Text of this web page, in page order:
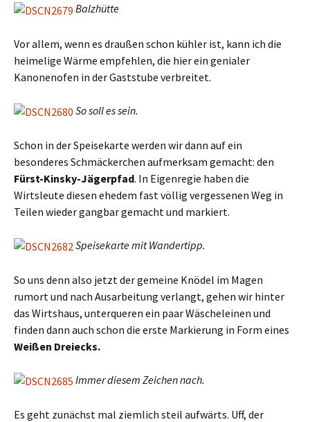
Balzhütte
Vor allem, wenn es draußen schon kühler ist, kann ich die
heimelige Wärme empfehlen, die hier ein genialer
Kanonenofen in der Gaststube verbreitet.
So soll es sein.
Schon in der Speisekarte werden wir dann auf ein
besonderes Schmäckerchen aufmerksam gemacht: den
Fürst-Kinsky-Jägerpfad. In Eigenregie haben die
Wirtsleute diesen ehedem fast völlig vergessenen Weg in
Teilen wieder gangbar gemacht und markiert.
Speisekarte mit Wandertipp.
So uns denn also jetzt der gemeine Knödel im Magen
rumort und nach Ausarbeitung verlangt, gehen wir hinter
das Wirtshaus, unterqueren ein paar Wäscheleinen und
finden dann auch schon die erste Markierung in Form eines
Weißen Dreiecks.
Immer diesem Zeichen nach.
Es geht zunächst mal ziemlich steil aufwärts. Uff, der